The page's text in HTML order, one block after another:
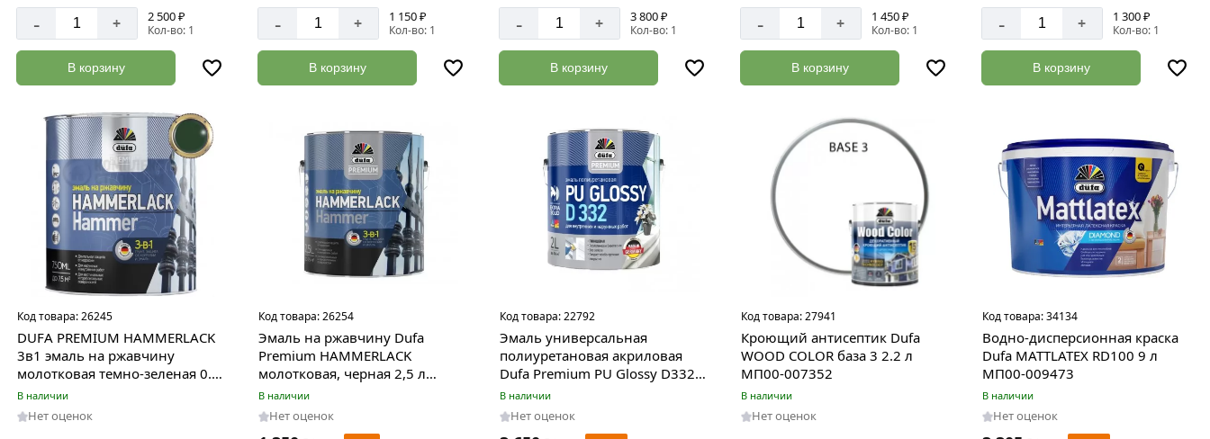
- + 2 500 ₽
Кол-во: 1
В корзину
- + 1 150 ₽
Кол-во: 1
В корзину
- + 3 800 ₽
Кол-во: 1
В корзину
- + 1 450 ₽
Кол-во: 1
В корзину
- + 1 300 ₽
Кол-во: 1
В корзину
Код товара:26245
DUFA PREMIUM HAMMERLACK
3в1 эмаль на ржавчину
молотковая темно-зеленая 0.75
л.
В наличии
Нет оценок
Код товара:26254
Эмаль на ржавчину Dufa
Premium HAMMERLACK
молотковая, черная 2,5 л
МП000014620
В наличии
Нет оценок
Код товара:22792
Эмаль универсальная
полиуретановая акриловая
Dufa Premium PU Glossy D332
глянцевая 2 л
В наличии
Нет оценок
Код товара:27941
Кроющий антисептик Dufa
WOOD COLOR база 3 2.2 л
МП00-007352
В наличии
Нет оценок
Код товара:34134
Водно-дисперсионная краска
Dufa MATTLATEX RD100 9 л
МП00-009473
В наличии
Нет оценок